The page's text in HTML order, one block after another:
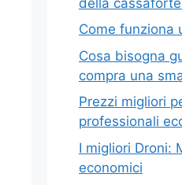
Come funziona
Cosa bisogna
compra una
Prezzi migliori
professionali
I migliori Droni:
economici